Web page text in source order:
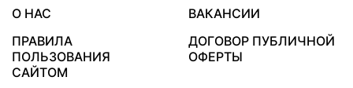
О НАС
ВАКАНСИИ
ПРАВИЛА
ПОЛЬЗОВАНИЯ
САЙТОМ
ДОГОВОР ПУБЛИЧНОЙ
ОФЕРТЫ